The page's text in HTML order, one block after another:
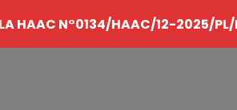
HAAC N°0134/HAAC/12-2025/PL/